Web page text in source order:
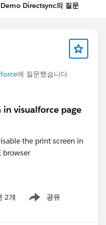
Demo Directsync의 질문
에 질문했습니다
visualforce page
the print screen in
browser
2개 공유
Show menu